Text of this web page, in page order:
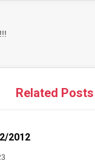
Related Posts
2012